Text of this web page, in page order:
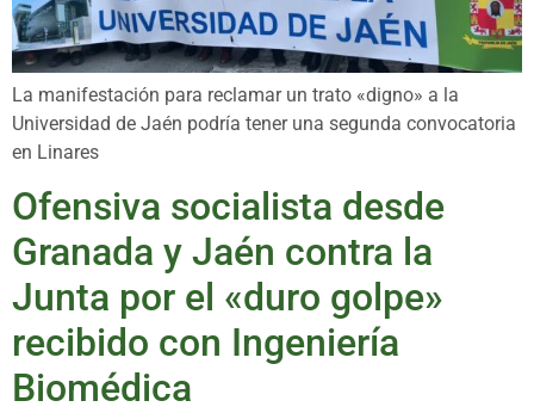
La manifestación para reclamar un trato «digno» a la
Universidad de Jaén podría tener una segunda convocatoria
en Linares
Ofensiva socialista desde
Granada y Jaén contra la
Junta por el «duro golpe»
recibido con Ingeniería
Biomédica